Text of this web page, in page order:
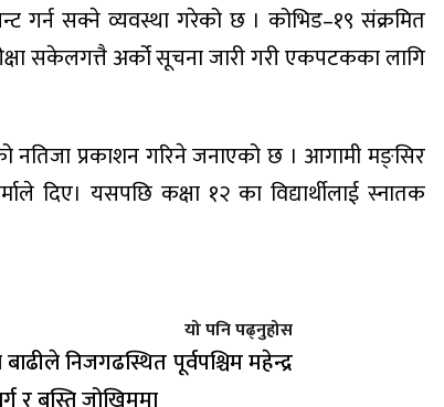
गर्न सक्ने व्यवस्था गरेको छ । कोभिड–१९ संक्रमित
सकेलगत्तै अर्को सूचना जारी गरी एकपटकका लागि
नतिजा प्रकाशन गरिने जनाएको छ । आगामी मङ्सिर
दिए। यसपछि कक्षा १२ का विद्यार्थीलाई स्नातक
यो पनि पढ्नुहोस
निजगढस्थित पूर्वपश्चिम महेन्द्र